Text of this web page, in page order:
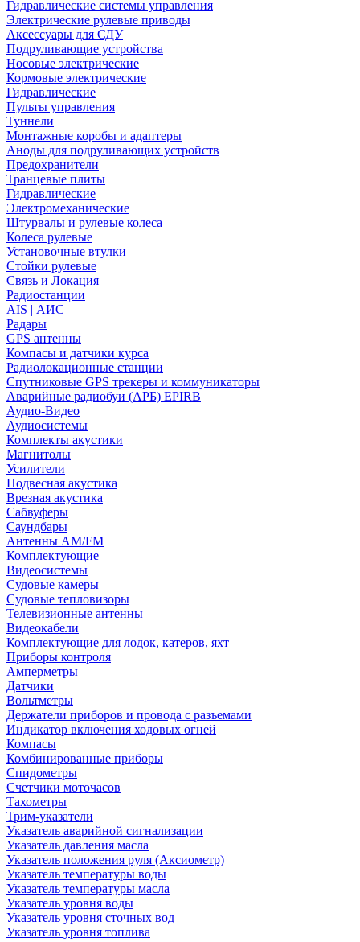
Гидравлические системы управления
Электрические рулевые приводы
Аксессуары для СДУ
Подруливающие устройства
Носовые электрические
Кормовые электрические
Гидравлические
Пульты управления
Туннели
Монтажные коробы и адаптеры
Аноды для подруливающих устройств
Предохранители
Транцевые плиты
Гидравлические
Электромеханические
Штурвалы и рулевые колеса
Колеса рулевые
Установочные втулки
Стойки рулевые
Связь и Локация
Радиостанции
AIS | АИС
Радары
GPS антенны
Компасы и датчики курса
Радиолокационные станции
Спутниковые GPS трекеры и коммуникаторы
Аварийные радиобуи (АРБ) EPIRB
Аудио-Видео
Аудиосистемы
Комплекты акустики
Магнитолы
Усилители
Подвесная акустика
Врезная акустика
Сабвуферы
Саундбары
Антенны AM/FM
Комплектующие
Видеосистемы
Судовые камеры
Cудовые тепловизоры
Телевизионные антенны
Видеокабели
Комплектующие для лодок, катеров, яхт
Приборы контроля
Амперметры
Датчики
Вольтметры
Держатели приборов и провода с разъемами
Индикатор включения ходовых огней
Компасы
Комбинированные приборы
Спидометры
Счетчики моточасов
Тахометры
Трим-указатели
Указатель аварийной сигнализации
Указатель давления масла
Указатель положения руля (Аксиометр)
Указатель температуры воды
Указатель температуры масла
Указатель уровня воды
Указатель уровня сточных вод
Указатель уровня топлива